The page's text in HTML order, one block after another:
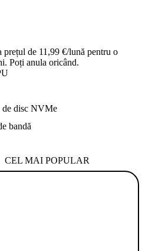
prețul de 11,99 €/lună pentru o
Poți anula oricând.
de disc NVMe
bandă
CEL MAI POPULAR